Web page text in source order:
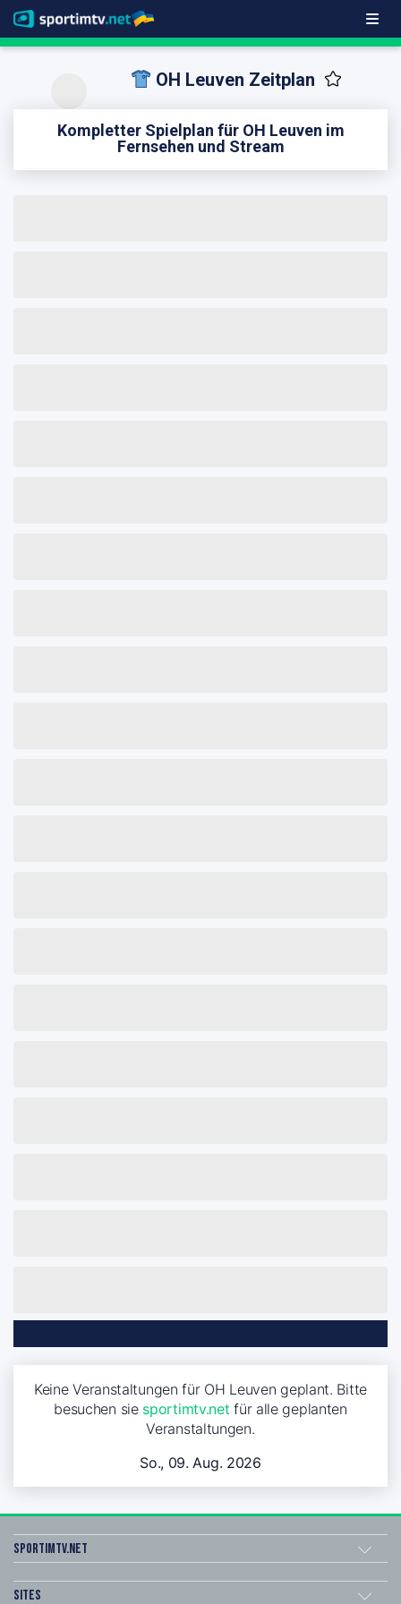
OH Leuven Zeitplan
Kompletter Spielplan für OH Leuven im
Fernsehen und Stream
Keine Veranstaltungen für OH Leuven geplant. Bitte
besuchen sie sportimtv.net für alle geplanten
Veranstaltungen.
So., 09. Aug. 2026
sportimtv.net
Sites